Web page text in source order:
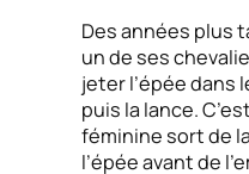
Des années plus
un de ses
jeter l’épée dans
puis la lance.
féminine sort de
l’épée avant de